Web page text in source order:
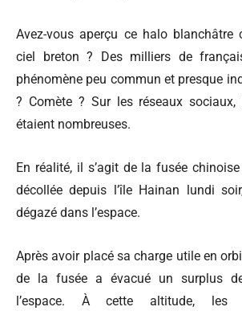
Avez-vous aperçu ce halo
ciel breton ? Des milliers de
phénomène peu commun et presque
? Comète ? Sur les réseaux sociaux,
étaient nombreuses.
En réalité, il s’agit de la fusée
décollée depuis l’île Hainan lundi
dégazé dans l’espace.
Après avoir placé sa charge utile en
de la fusée a évacué un surplus
l’espace. À cette altitude,